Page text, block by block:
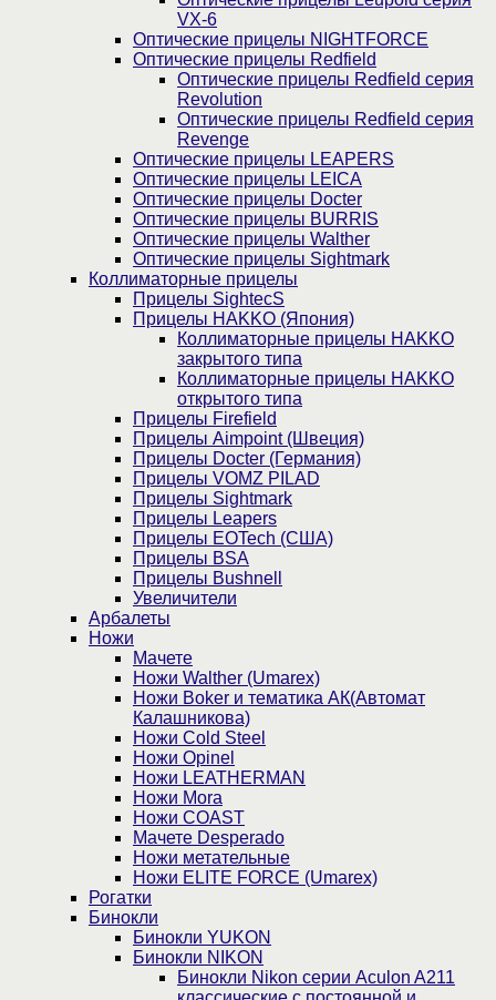
VX-6
Оптические прицелы NIGHTFORCE
Оптические прицелы Redfield
Оптические прицелы Redfield серия
Revolution
Оптические прицелы Redfield серия
Revenge
Оптические прицелы LEAPERS
Оптические прицелы LEICA
Оптические прицелы Docter
Оптические прицелы BURRIS
Оптические прицелы Walther
Оптические прицелы Sightmark
Коллиматорные прицелы
Прицелы SightecS
Прицелы HAKKO (Япония)
Коллиматорные прицелы HAKKO
закрытого типа
Коллиматорные прицелы HAKKO
открытого типа
Прицелы Firefield
Прицелы Aimpoint (Швеция)
Прицелы Docter (Германия)
Прицелы VOMZ PILAD
Прицелы Sightmark
Прицелы Leapers
Прицелы EOTech (США)
Прицелы BSA
Прицелы Bushnell
Увеличители
Арбалеты
Ножи
Мачете
Ножи Walther (Umarex)
Ножи Boker и тематика АК(Автомат
Калашникова)
Ножи Cold Steel
Ножи Opinel
Ножи LEATHERMAN
Ножи Mora
Ножи COAST
Мачете Desperado
Ножи метательные
Ножи ELITE FORCE (Umarex)
Рогатки
Бинокли
Бинокли YUKON
Бинокли NIKON
Бинокли Nikon серии Aculon A211